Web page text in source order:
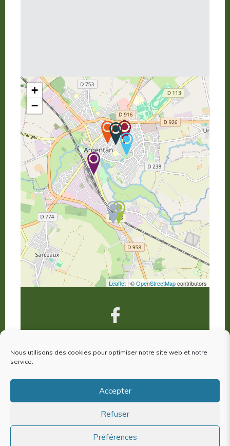
Nous utilisons des cookies pour optimiser notre site web et notre
service.
Accepter
Refuser
Préférences
+
−
Leaflet | ©OpenStreetMapcontributors
VOUS ÊTES VENUS À ARGENTAN,
Plan du site
Mentions Légales
Politique de cookies (EU)